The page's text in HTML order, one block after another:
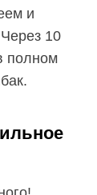
и
10
полном